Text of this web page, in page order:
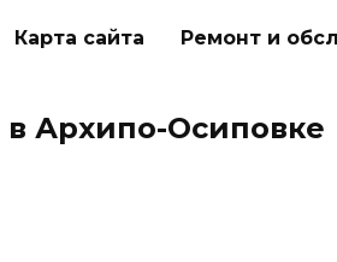
Карта сайта Ремонт и
Архипо-Осиповке